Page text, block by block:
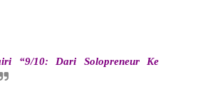
“9/10: Dari Solopreneur Ke